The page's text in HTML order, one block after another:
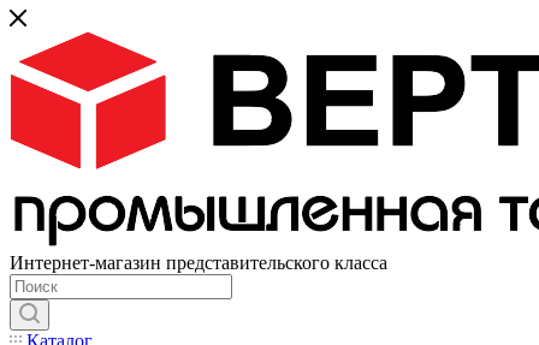
Интернет-магазин представительского класса
Каталог